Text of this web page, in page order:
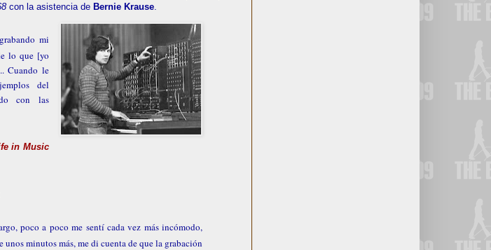
con la asistencia de Bernie Krause
mi
lo que [yo
Cuando le
del
con las
in Music
poco a poco me sentí cada vez más incómodo,
unos minutos más, me di cuenta de que la grabación